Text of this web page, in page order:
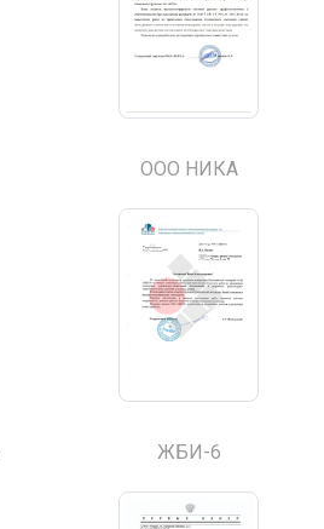
ООО НИКА
ЖБИ-6